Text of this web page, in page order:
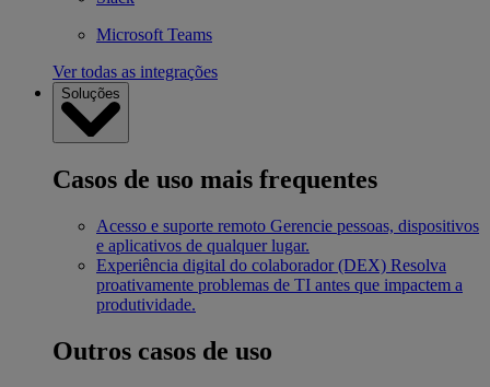
Microsoft Teams
Ver todas as integrações
Soluções
Casos de uso mais frequentes
Acesso e suporte remoto Gerencie pessoas, dispositivos
e aplicativos de qualquer lugar.
Experiência digital do colaborador (DEX) Resolva
proativamente problemas de TI antes que impactem a
produtividade.
Outros casos de uso